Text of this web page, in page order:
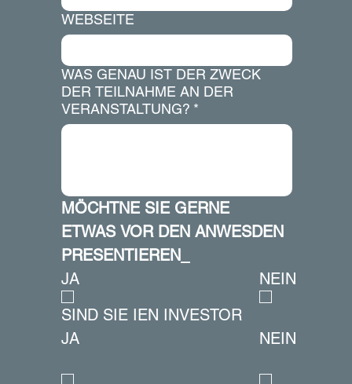
WEBSEITE
WAS GENAU IST DER ZWECK
DER TEILNAHME AN DER
VERANSTALTUNG? *
MÖCHTNE SIE GERNE
ETWAS VOR DEN ANWESDEN
PRESENTIEREN_
JA
NEIN
SIND SIE IEN INVESTOR
JA
NEIN